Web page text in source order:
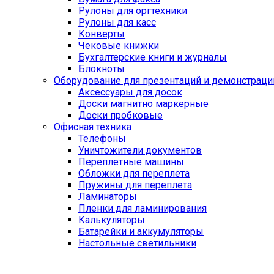
Рулоны для оргтехники
Рулоны для касс
Конверты
Чековые книжки
Бухгалтерские книги и журналы
Блокноты
Оборудование для презентаций и
Аксессуары для досок
Доски магнитно маркерные
Доски пробковые
Офисная техника
Телефоны
Уничтожители документов
Переплетные машины
Обложки для переплета
Пружины для переплета
Ламинаторы
Пленки для ламинирования
Калькуляторы
Батарейки и аккумуляторы
Настольные светильники